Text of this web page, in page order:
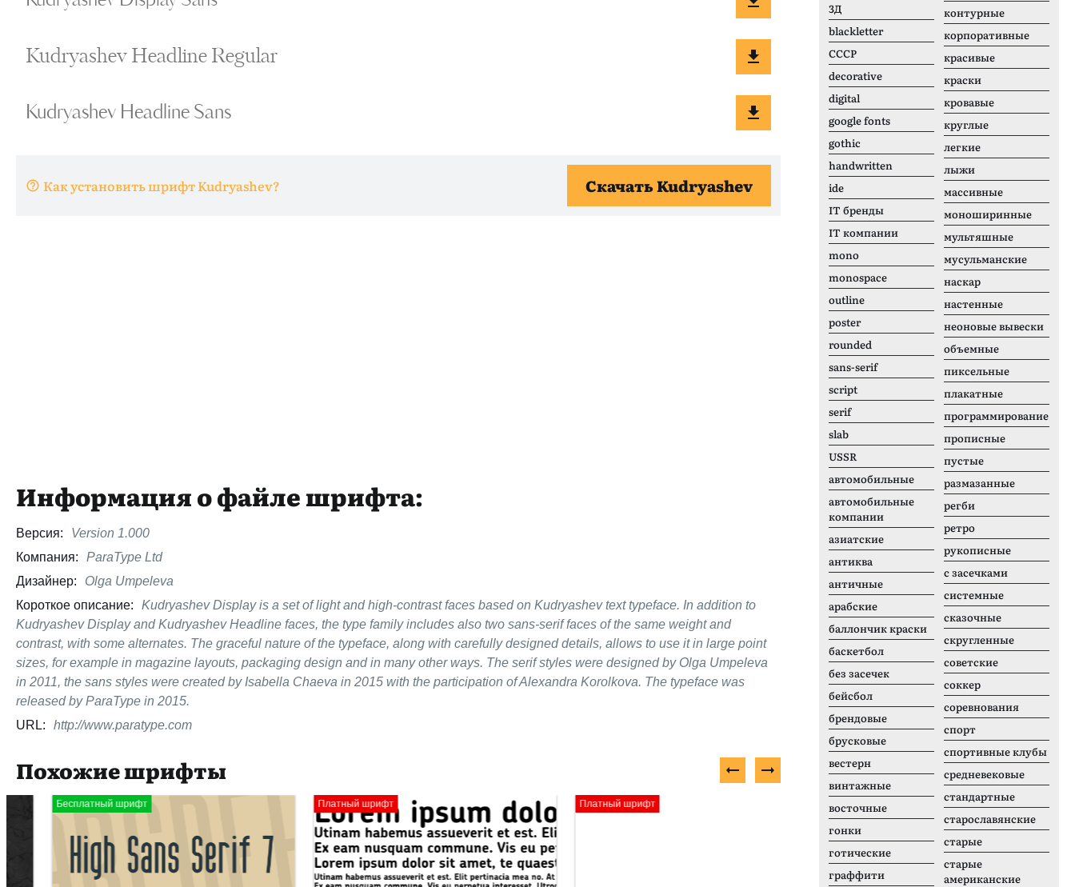
Как установить шрифт Kudryashev? Скачать Kudryashev
Информация о файле шрифта:
Версия:
Version 1.000
Компания:
ParaType Ltd
Дизайнер:
Olga Umpeleva
Короткое описание:
Kudryashev Display is a set of light and high-contrast faces based on Kudryashev text typeface. In addition to
Kudryashev Display and Kudryashev Headline faces, the type family includes also two sans-serif faces of the same weight and
contrast, with some alternates. The graceful nature of the typeface, along with carefully designed details, allows to use it in large point
sizes, for example in magazine layouts, packaging design and in many other ways. The serif styles were designed by Olga Umpeleva
in 2011, the sans styles were created by Isabella Chaeva in 2015 with the participation of Alexandra Korolkova. The typeface was
released by ParaType in 2015.
URL:
http://www.paratype.com
Похожие шрифты
Бесплатный шрифт Платный шрифт Платный шрифт Платный шрифт
3Д
blackletter
CCCР
decorative
digital
google fonts
gothic
handwritten
ide
IT бренды
IT компании
mono
monospace
outline
poster
rounded
sans-serif
script
serif
slab
USSR
автомобильные
автомобильные
компании
азиатские
антиква
античные
арабские
баллончик краски
баскетбол
без засечек
бейсбол
брендовые
брусковые
вестерн
винтажные
восточные
гонки
готические
граффити
контурные
корпоративные
красивые
краски
кровавые
круглые
легкие
лыжи
массивные
моноширинные
мультяшные
мусульманские
наскар
настенные
неоновые вывески
объемные
пиксельные
плакатные
программирование
прописные
пустые
размазанные
регби
ретро
рукописные
с засечками
системные
сказочные
скругленные
советские
соккер
соревнования
спорт
спортивные клубы
средневековые
стандартные
старославянские
старые
старые
американские